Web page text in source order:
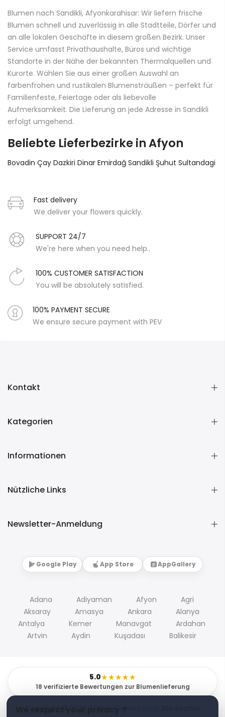
We respect your privacy ?
Blumen nach Sandikli, Afyonkarahisar: Wir liefern frische
Blumen schnell und zuverlässig in alle Stadtteile, Dörfer und
an alle lokalen Geschäfte in diesem großen Bezirk. Unser
Service umfasst Privathaushalte, Büros und wichtige
Standorte in der Nähe der bekannten Thermalquellen und
Kurorte. Wählen Sie aus einer großen Auswahl an
farbenfrohen und rustikalen Blumensträußen – perfekt für
Familienfeste, Feiertage oder als liebevolle
Aufmerksamkeit. Die Lieferung an jede Adresse in Sandikli
erfolgt umgehend.
Beliebte Lieferbezirke in Afyon
Bovadin Çay Dazkiri Dinar Emirdağ Sandikli Şuhut Sultandagi
Fast delivery
We deliver your flowers quickly.
SUPPORT 24/7
We're here when you need help..
100% CUSTOMER SATISFACTION
You will be absolutely satisfied.
100% PAYMENT SECURE
We ensure secure payment with PEV
Kontakt
Kategorien
Informationen
Nützliche Links
Newsletter-Anmeldung
Google Play App Store AppGallery
Adana Adiyaman Afyon
Agri
Aksaray
Amasya Ankara
Alanya
Antalya
Kemer Manavgat
Ardahan
Artvin
Aydin Kuşadası Balikesir
5.0★★★★★
18 verifizierte Bewertungen zur Blumenlieferung
Copyright © 2026Turkey Flowers shop